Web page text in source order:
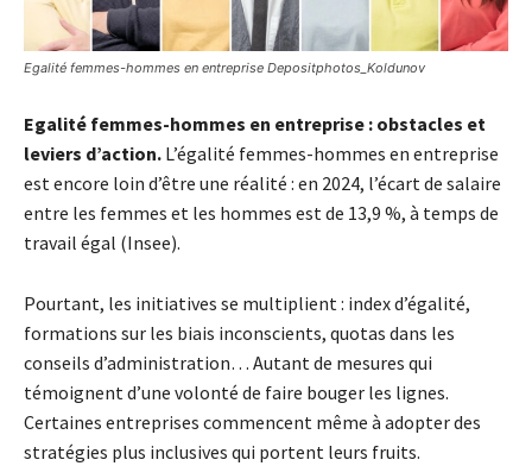
Egalité femmes-hommes en entreprise Depositphotos_Koldunov
Egalité femmes-hommes en entreprise : obstacles et
leviers d’action. L’égalité femmes-hommes en entreprise
est encore loin d’être une réalité : en 2024, l’écart de salaire
entre les femmes et les hommes est de 13,9 %, à temps de
travail égal (Insee).
Pourtant, les initiatives se multiplient : index d’égalité,
formations sur les biais inconscients, quotas dans les
conseils d’administration… Autant de mesures qui
témoignent d’une volonté de faire bouger les lignes.
Certaines entreprises commencent même à adopter des
stratégies plus inclusives qui portent leurs fruits.